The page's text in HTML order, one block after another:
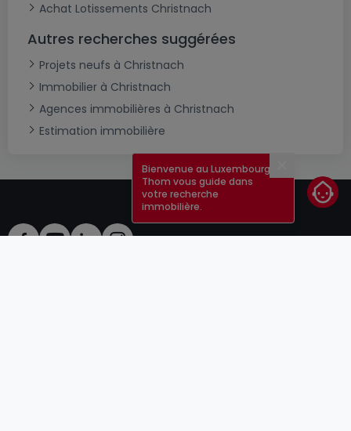
Achat Lotissements Christnach
Autres recherches suggérées
Projets neufs à Christnach
Immobilier à Christnach
Agences immobilières à Christnach
Estimation immobilière
Fermer
Bienvenue au Luxembourg !
Thom vous guide dans
votre recherche
immobilière.